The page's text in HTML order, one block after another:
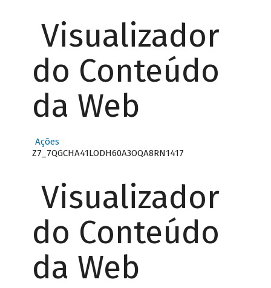
Visualizador
do Conteúdo
da Web
Ações
Z7_7QGCHA41LODH60A3OQA8RN1417
Visualizador
do Conteúdo
da Web